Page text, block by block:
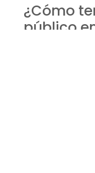
¿Cómo
público